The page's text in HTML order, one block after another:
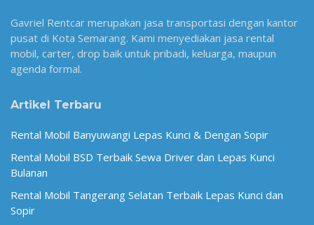
Gavriel Rentcar merupakan jasa transportasi dengan kantor
pusat di Kota Semarang. Kami menyediakan jasa rental
mobil, carter, drop baik untuk pribadi, keluarga, maupun
agenda formal.
Artikel Terbaru
Rental Mobil Banyuwangi Lepas Kunci & Dengan Sopir
Rental Mobil BSD Terbaik Sewa Driver dan Lepas Kunci
Bulanan
Rental Mobil Tangerang Selatan Terbaik Lepas Kunci dan
Sopir